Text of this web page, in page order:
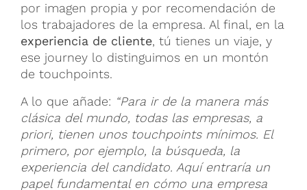
por imagen propia y por recomendación de
los trabajadores de la empresa. Al final, en la
experiencia de cliente, tú tienes un viaje, y
ese journey lo distinguimos en un montón
de touchpoints.
A lo que añade: “Para ir de la manera más
clásica del mundo, todas las empresas, a
priori, tienen unos touchpoints mínimos. El
primero, por ejemplo, la búsqueda, la
experiencia del candidato. Aquí entraría un
papel fundamental en cómo una empresa